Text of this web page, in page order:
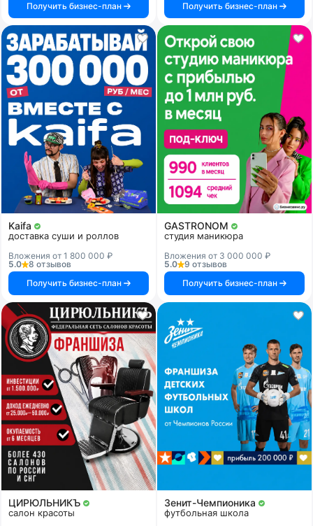
Получить бизнес-план
Получить бизнес-план
Kaifa
доставка суши и роллов
Вложения от 1 800 000 ₽
5.0
8 отзывов
Получить бизнес-план
GASTRONOM
студия маникюра
Вложения от 3 000 000 ₽
5.0
9 отзывов
Получить бизнес-план
ЦИРЮЛЬНИКЪ
салон красоты
Зенит-Чемпионика
футбольная школа